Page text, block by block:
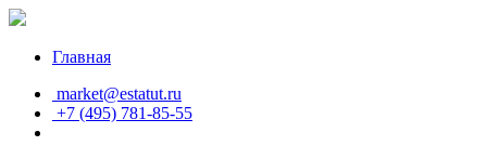
Главная
market@estatut.ru
+7 (495) 781-85-55